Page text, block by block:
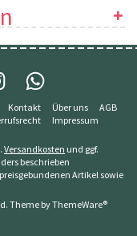
Kontakt Über uns
AGB
Impressum
Versandkosten und ggf.
beschrieben
Artikel sowie
Theme byThemeWare®